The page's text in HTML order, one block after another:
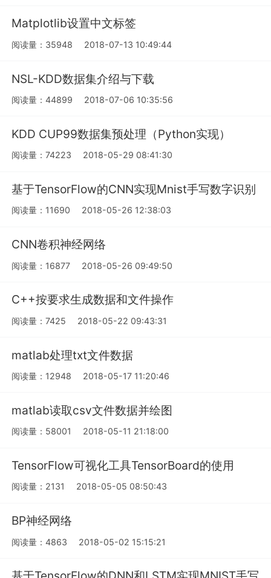
Matplotlib设置中文标签
阅读量：35948 2018-07-13 10:49:44
NSL-KDD数据集介绍与下载
阅读量：44899 2018-07-06 10:35:56
KDD CUP99数据集预处理（Python实现）
阅读量：74223 2018-05-29 08:41:30
基于TensorFlow的CNN实现Mnist手写数字识别
阅读量：11690 2018-05-26 12:38:03
CNN卷积神经网络
阅读量：16877 2018-05-26 09:49:50
C++按要求生成数据和文件操作
阅读量：7425 2018-05-22 09:43:31
matlab处理txt文件数据
阅读量：12948 2018-05-17 11:20:46
matlab读取csv文件数据并绘图
阅读量：58001 2018-05-11 21:18:00
TensorFlow可视化工具TensorBoard的使用
阅读量：2131 2018-05-05 08:50:43
BP神经网络
阅读量：4863 2018-05-02 15:15:21